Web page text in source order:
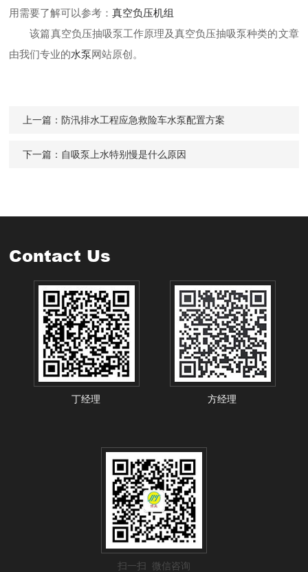
用需要了解可以参考：真空负压机组
该篇真空负压抽吸泵工作原理及真空负压抽吸泵种类的文章
由我们专业的水泵网站原创。
上一篇： 防汛排水工程应急救险车水泵配置方案
下一篇： 自吸泵上水特别慢是什么原因
Contact Us
丁经理 方经理
扫一扫 微信咨询